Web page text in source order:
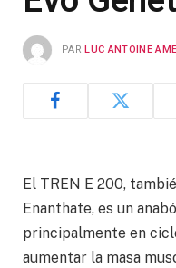
PAR LUC ANTOINE
El TREN E 200,
Enanthate, es un
principalmente en
aumentar la masa